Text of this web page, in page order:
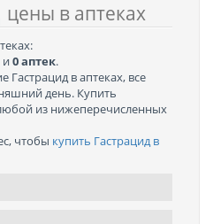
цены в аптеках
и0 аптек.
Гастрацид в аптеках, все
день. Купить
из нижеперечисленных
чтобы купить Гастрацид в